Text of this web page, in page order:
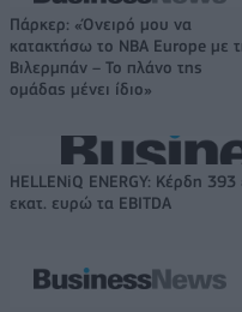
Πάρκερ: «Όνειρό μου να
κατακτήσω το ΝΒΑ Europe με
Βιλερμπάν – Το πλάνο της
ομάδας μένει ίδιο»
HELLENiQ ENERGY: Κέρδη
εκατ. ευρώ τα EBITDA